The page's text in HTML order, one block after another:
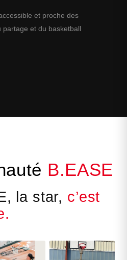
et proche des
partage et du basketball
B.EASE
la star, c’est